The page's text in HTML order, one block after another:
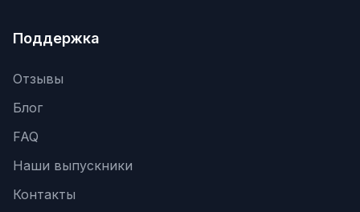
Поддержка
Отзывы
Блог
FAQ
Наши выпускники
Контакты